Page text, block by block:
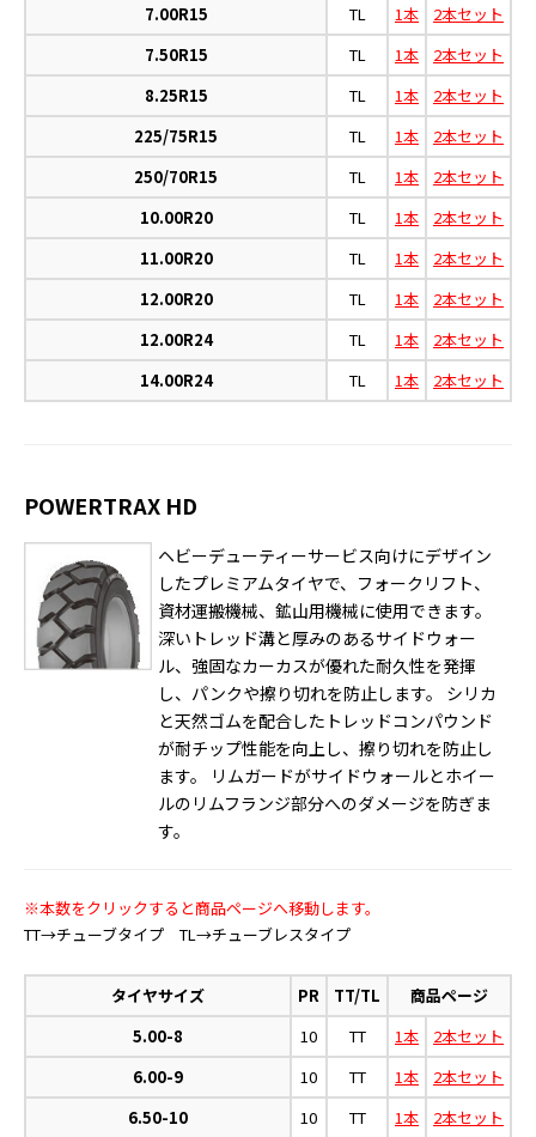
7.00R15
TL 1本
2本セット
7.50R15
TL 1本
2本セット
8.25R15
TL 1本
2本セット
225/75R15
TL 1本
2本セット
250/70R15
TL 1本
2本セット
10.00R20
TL 1本
2本セット
11.00R20
TL 1本
2本セット
12.00R20
TL 1本
2本セット
12.00R24
TL 1本
2本セット
14.00R24
TL 1本 2本セット
POWERTRAX HD
ヘビーデューティーサービス向けにデザイン
したプレミアムタイヤで、フォークリフト、
資材運搬機械、鉱山用機械に使用できます。
深いトレッド溝と厚みのあるサイドウォー
ル、強固なカーカスが優れた耐久性を発揮
し、パンクや擦り切れを防止します。 シリカ
と天然ゴムを配合したトレッドコンパウンド
が耐チップ性能を向上し、擦り切れを防止し
ます。 リムガードがサイドウォールとホイー
ルのリムフランジ部分へのダメージを防ぎま
す。
※本数をクリックすると商品ページへ移動します。
TT→チューブタイプ TL→チューブレスタイプ
タイヤサイズ PR TT/TL
商品ページ
5.00-8
10 TT 1本
2本セット
6.00-9
10 TT 1本
2本セット
6.50-10
10 TT 1本
2本セット